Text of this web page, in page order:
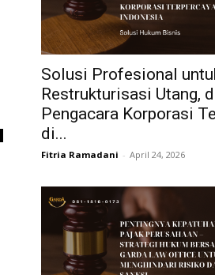
Solusi Profesional
Restrukturisasi Utang,
Pengacara Korporasi
di...
Fitria Ramadani - April 24, 2026